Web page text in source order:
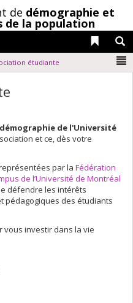
de démographie et
de la population
Liens
étudiante
de l'Université
et ce, dès votre
par la Fédération
de l’Université de Montréal
défendre les intérêts
pédagogiques des étudiants
vous investir dans la vie